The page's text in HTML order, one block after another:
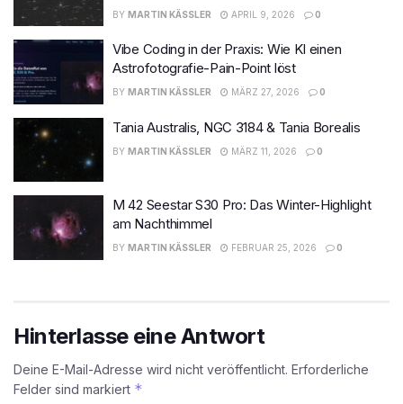
BY MARTIN KÄSSLER APRIL 9, 2026 0
Vibe Coding in der Praxis: Wie KI einen
Astrofotografie-Pain-Point löst
BY MARTIN KÄSSLER MÄRZ 27, 2026 0
Tania Australis, NGC 3184 & Tania Borealis
BY MARTIN KÄSSLER MÄRZ 11, 2026 0
M 42 Seestar S30 Pro: Das Winter-Highlight
am Nachthimmel
BY MARTIN KÄSSLER FEBRUAR 25, 2026 0
Hinterlasse eine Antwort
Deine E-Mail-Adresse wird nicht veröffentlicht. Erforderliche
Felder sind markiert *